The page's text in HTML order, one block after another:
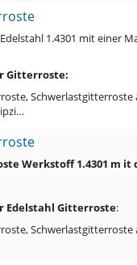
1.4301 mit einer
Gitterroste:
Werkstoff 1.4301 m it
Edelstahl Gitterroste: